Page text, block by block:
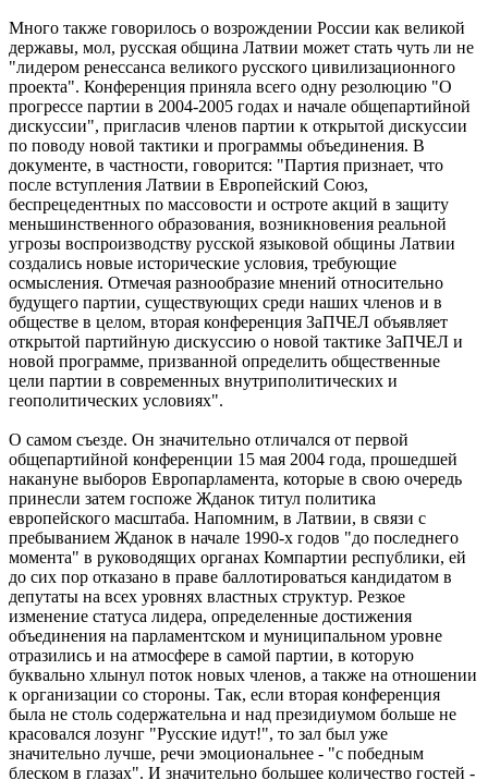
Много также говорилось о возрождении России как великой
державы, мол, русская община Латвии может стать чуть ли не
"лидером ренессанса великого русского цивилизационного
проекта". Конференция приняла всего одну резолюцию "О
прогрессе партии в 2004-2005 годах и начале общепартийной
дискуссии", пригласив членов партии к открытой дискуссии
по поводу новой тактики и программы объединения. В
документе, в частности, говорится: "Партия признает, что
после вступления Латвии в Европейский Союз,
беспрецедентных по массовости и остроте акций в защиту
меньшинственного образования, возникновения реальной
угрозы воспроизводству русской языковой общины Латвии
создались новые исторические условия, требующие
осмысления. Отмечая разнообразие мнений относительно
будущего партии, существующих среди наших членов и в
обществе в целом, вторая конференция ЗаПЧЕЛ объявляет
открытой партийную дискуссию о новой тактике ЗаПЧЕЛ и
новой программе, призванной определить общественные
цели партии в современных внутриполитических и
геополитических условиях".
О самом съезде. Он значительно отличался от первой
общепартийной конференции 15 мая 2004 года, прошедшей
накануне выборов Европарламента, которые в свою очередь
принесли затем госпоже Жданок титул политика
европейского масштаба. Напомним, в Латвии, в связи с
пребыванием Жданок в начале 1990-х годов "до последнего
момента" в руководящих органах Компартии республики, ей
до сих пор отказано в праве баллотироваться кандидатом в
депутаты на всех уровнях властных структур. Резкое
изменение статуса лидера, определенные достижения
объединения на парламентском и муниципальном уровне
отразились и на атмосфере в самой партии, в которую
буквально хлынул поток новых членов, а также на отношении
к организации со стороны. Так, если вторая конференция
была не столь содержательна и над президиумом больше не
красовался лозунг "Русские идут!", то зал был уже
значительно лучше, речи эмоциональнее - "с победным
блеском в глазах". И значительно большее количество гостей -